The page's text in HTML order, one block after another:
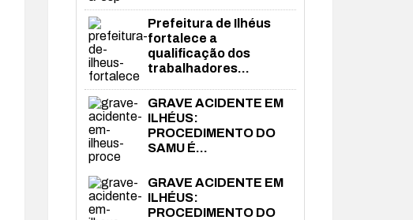
Prefeitura de Ilhéus
fortalece a
qualificação dos
trabalhadores...
GRAVE ACIDENTE EM
ILHÉUS:
PROCEDIMENTO DO
SAMU É...
GRAVE ACIDENTE EM
ILHÉUS:
PROCEDIMENTO DO